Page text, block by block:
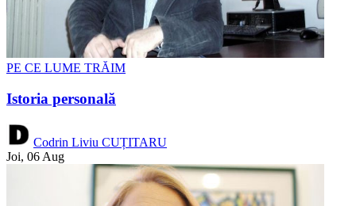
PE CE LUME TRĂIM
Istoria personală
Codrin Liviu CUȚITARU
Joi, 06 Aug